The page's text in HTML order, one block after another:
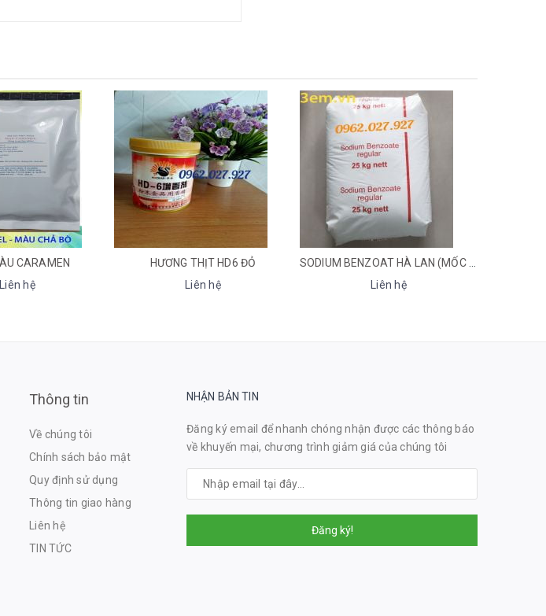
HƯƠNG THỊT HD6 ĐỎ
SODIUM BENZOAT HÀ LAN (MỐC HÀ LAN)
Thông tin
Về chúng tôi
Chính sách bảo mật
Quy định sử dụng
Thông tin giao hàng
Liên hệ
TIN TỨC
NHẬN BẢN TIN
Đăng ký email để nhanh chóng nhận được các thông báo
về khuyến mại, chương trình giảm giá của chúng tôi
Đăng ký!